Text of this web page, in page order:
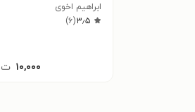
نوجوان
ابراهیم اخوی
۳٫۵(۶)
۱۰,۰۰۰ ت